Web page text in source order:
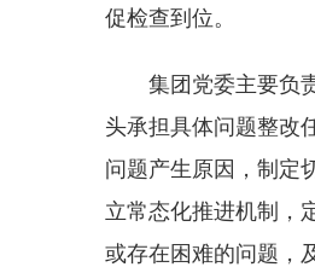
促检查到位。
集团党委主要负
头承担具体问题整改
问题产生原因，制定
立常态化推进机制，
或存在困难的问题，